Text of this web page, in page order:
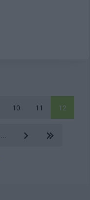
10 11 12